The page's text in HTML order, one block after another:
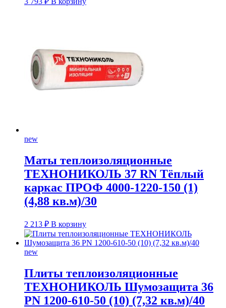
new
Маты теплоизоляционные
ТЕХНОНИКОЛЬ 37 RN Тёплый
каркас ПРОФ 4000-1220-150 (1)
(4,88 кв.м)/30
2 213 ₽ В корзину
new
Плиты теплоизоляционные
ТЕХНОНИКОЛЬ Шумозащита 36
PN 1200-610-50 (10) (7,32 кв.м)/40